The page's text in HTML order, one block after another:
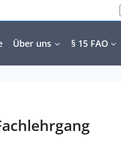
Über uns § 15 FAO